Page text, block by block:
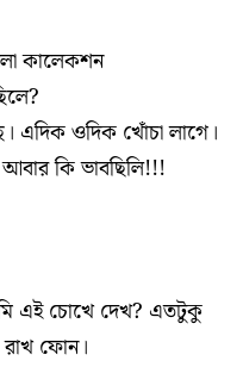
কালেকশন
এদিক ওদিক খোঁচা লাগে।
কি ভাবছিলি!!!
এই চোখে দেখ? এতটুকু
রাখ ফোন।